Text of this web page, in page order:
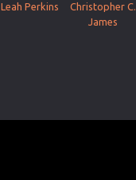
Leah Perkins
Christopher C.
James